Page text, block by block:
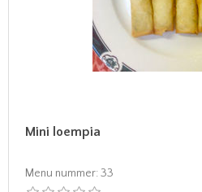
Mini loempia
Menu nummer: 33